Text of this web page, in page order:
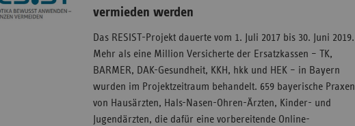
vermieden werden
Das RESIST-Projekt dauerte vom 1. Juli 2017 bis 30. Juni 2019.
Mehr als eine Million Versicherte der Ersatzkassen – TK,
BARMER, DAK-Gesundheit, KKH, hkk und HEK – in Bayern
wurden im Projektzeitraum behandelt. 659 bayerische Praxen
von Hausärzten, Hals-Nasen-Ohren-Ärzten, Kinder- und
Jugendärzten, die dafür eine vorbereitende Online-